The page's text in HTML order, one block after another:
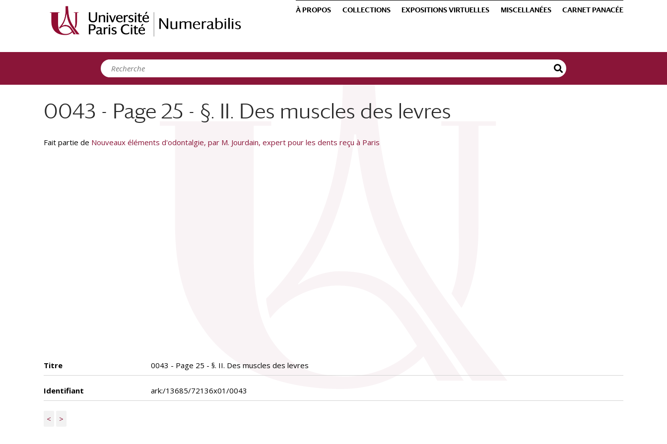
À PROPOS COLLECTIONS EXPOSITIONS VIRTUELLES MISCELLANÉES CARNET PANACÉE
0043 - Page 25 - §. II. Des muscles des levres
Fait partie de Nouveaux éléments d'odontalgie, par M. Jourdain, expert pour les dents reçu à Paris
Titre 0043 - Page 25 - §. II. Des muscles des levres
Identifiant ark:/13685/72136x01/0043
< >
Panneau de gestion des cookies